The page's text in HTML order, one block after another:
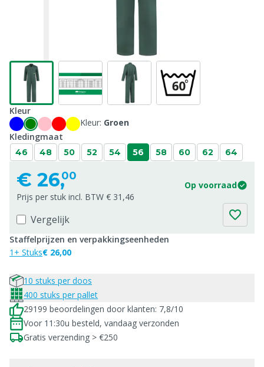
Kleur
Kleur: Groen
Kledingmaat
46 48 50 52 54 56 58 60 62 64
€ 26,00
Op voorraad
Prijs per stuk incl. BTW € 31,46
Vergelijk
Staffelprijzen en verpakkingseenheden
1+ Stuks€ 26,00
10 stuks per doos
400 stuks per pallet
29199 beoordelingen door klanten: 7,8/10
Voor 11:30u besteld, vandaag verzonden
Gratis verzending > €250